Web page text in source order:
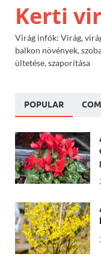
Kerti
Virág infók: Virág,
balkon növények,
ültetése, szaporítása
POPULAR